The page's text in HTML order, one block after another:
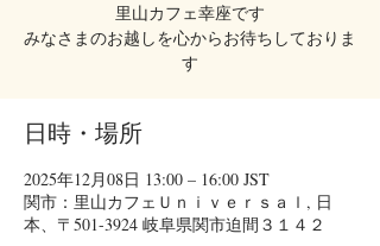
里山カフェ幸座です
みなさまのお越しを心からお待ちしておりま
す
日時・場所
2025年12月08日 13:00 – 16:00 JST
関市：里山カフェＵｎｉｖｅｒｓａｌ, 日
本、〒501-3924 岐阜県関市迫間３１４２